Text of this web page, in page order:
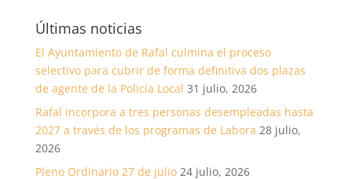
Últimas noticias
El Ayuntamiento de Rafal culmina el proceso
selectivo para cubrir de forma definitiva dos plazas
de agente de la Policía Local 31 julio, 2026
Rafal incorpora a tres personas desempleadas hasta
2027 a través de los programas de Labora 28 julio,
2026
Pleno Ordinario 27 de julio 24 julio, 2026